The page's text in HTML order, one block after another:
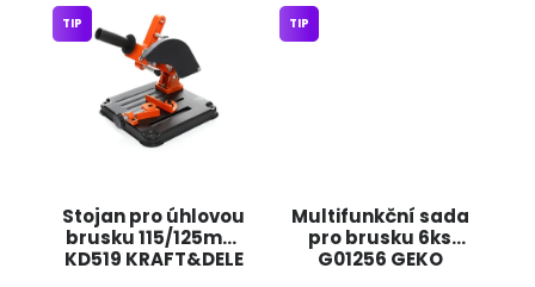
Stojan pro úhlovou
brusku 115/125mm
KD519 KRAFT&DELE
TIP
Multifunkční sada
pro brusku 6ks
G01256 GEKO
TIP